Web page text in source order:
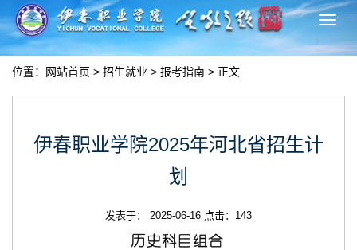
切
换
位置： 网站首页 > 招生就业 > 报考指南 > 正文
伊春职业学院2025年河北省招生计
划
发表于： 2025-06-16 点击： 143